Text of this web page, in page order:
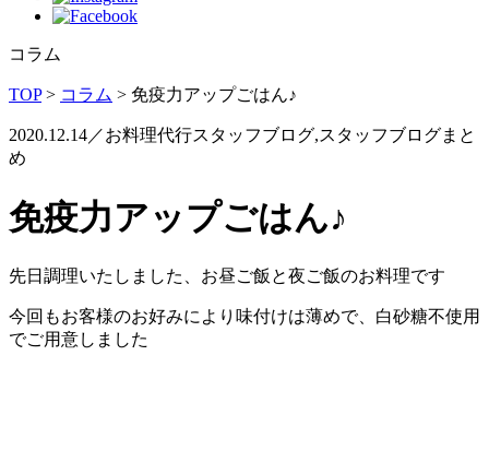
コラム
TOP> コラム > 免疫力アップごはん♪
2020.12.14／お料理代行スタッフブログ,スタッフブログまと
め
免疫力アップごはん♪
先日調理いたしました、お昼ご飯と夜ご飯のお料理です
今回もお客様のお好みにより味付けは薄めで、白砂糖不使用
でご用意しました